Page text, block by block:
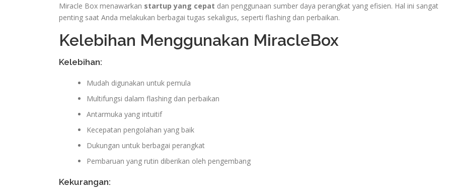
Miracle Box menawarkan startup yang cepat dan penggunaan sumber daya perangkat yang efisien. Hal ini sangat
penting saat Anda melakukan berbagai tugas sekaligus, seperti flashing dan perbaikan.
Kelebihan Menggunakan MiracleBox
Kelebihan:
Mudah digunakan untuk pemula
Multifungsi dalam flashing dan perbaikan
Antarmuka yang intuitif
Kecepatan pengolahan yang baik
Dukungan untuk berbagai perangkat
Pembaruan yang rutin diberikan oleh pengembang
Kekurangan: